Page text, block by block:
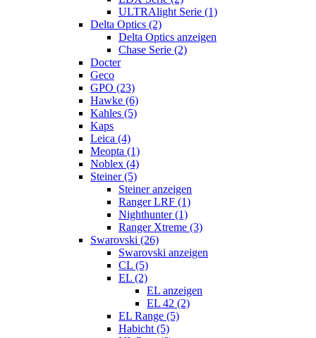
ULTRAlight Serie (1)
Delta Optics (2)
Delta Optics anzeigen
Chase Serie (2)
Docter
Geco
GPO (23)
Hawke (6)
Kahles (5)
Kaps
Leica (4)
Meopta (1)
Noblex (4)
Steiner (5)
Steiner anzeigen
Ranger LRF (1)
Nighthunter (1)
Ranger Xtreme (3)
Swarovski (26)
Swarovski anzeigen
CL (5)
EL (2)
EL anzeigen
EL 42 (2)
EL Range (5)
Habicht (5)